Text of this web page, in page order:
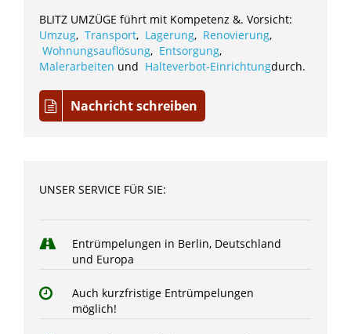
BLITZ UMZÜGE führt mit Kompetenz &. Vorsicht:
Umzug, Transport, Lagerung, Renovierung,
Wohnungsauflösung, Entsorgung,
Malerarbeiten und Halteverbot-Einrichtungdurch.
Nachricht schreiben
UNSER SERVICE FÜR SIE:
Entrümpelungen in Berlin, Deutschland
und Europa
Auch kurzfristige Entrümpelungen
möglich!